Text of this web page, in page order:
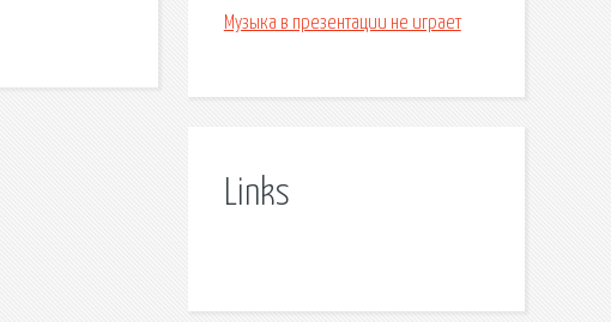
Музыка в презентации не играет
Links